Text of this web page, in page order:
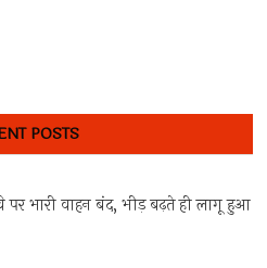
POSTS
पर भारी वाहन बंद, भीड़ बढ़ते ही लागू हुआ